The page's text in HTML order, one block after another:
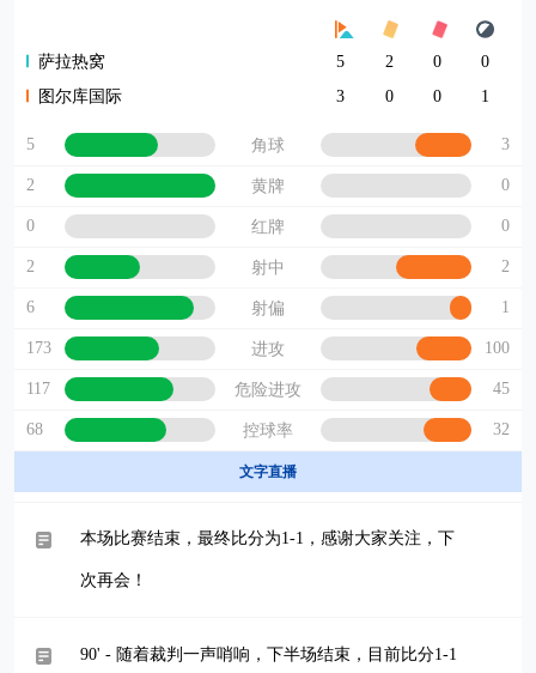
萨拉热窝 5 2 0
0
图尔库国际
3 0 0 1
5 角球 3
2 黄牌 0
0 红牌 0
2 射中 2
6 射偏 1
173 进攻 100
117 危险进攻 45
68 控球率 32
文字直播
本场比赛结束，最终比分为1-1，感谢大家关注，下
次再会！
90' - 随着裁判一声哨响，下半场结束，目前比分1-1